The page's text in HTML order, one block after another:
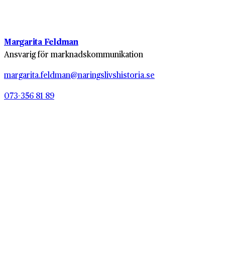
Margarita Feldman
Ansvarig för marknadskommunikation
margarita.feldman@naringslivshistoria.se
073-356 81 89